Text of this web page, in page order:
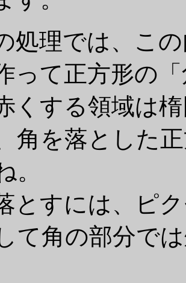
処理では、こ
って正方形の
くする領域は
角を落とした
。
とすには、ピ
て角の部分で